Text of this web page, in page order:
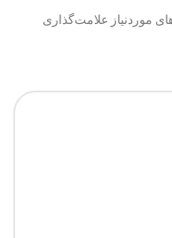
موردنیاز علامت‌گذاری